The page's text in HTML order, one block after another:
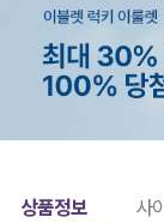
상품정보 사